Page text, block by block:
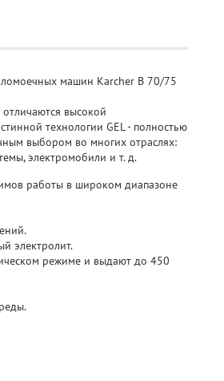
машин Karcher B 70/75
высокой
технологии GEL - полностью
выбором во многих отраслях:
электромобили и т. д.
работы в широком диапазоне
электролит.
режиме и выдают до 450